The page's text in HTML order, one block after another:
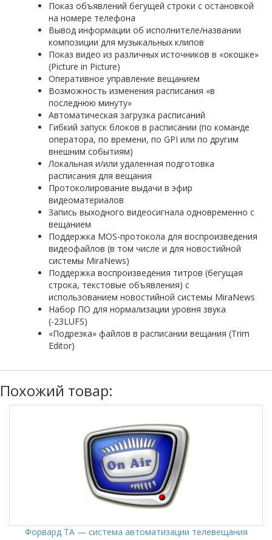
Показ объявлений бегущей строки с остановкой
на номере телефона
Вывод информации об исполнителе/названии
композиции для музыкальных клипов
Показ видео из различных источников в «окошке»
(Picture in Picture)
Оперативное управление вещанием
Возможность изменения расписания «в
последнюю минуту»
Автоматическая загрузка расписаний
Гибкий запуск блоков в расписании (по команде
оператора, по времени, по GPI или по другим
внешним событиям)
Локальная и/или удаленная подготовка
расписания для вещания
Протоколирование выдачи в эфир
видеоматериалов
Запись выходного видеосигнала одновременно с
вещанием
Поддержка MOS-протокола для воспроизведения
видеофайлов (в том числе и для новостийной
системы MiraNews)
Поддержка воспроизведения титров (бегущая
строка, текстовые объявления) с
использованием новостийной системы MiraNews
Набор ПО для нормализации уровня звука
(-23LUFS)
«Подрезка» файлов в расписании вещания (Trim
Editor)
Похожий товар:
Форвард ТА — система автоматизации телевещания